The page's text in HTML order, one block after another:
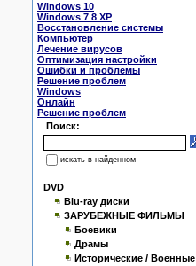
Windows 10
Windows 7 8 XP
Восстановление системы
Компьютер
Лечение вирусов
Оптимизация настройки
Ошибки и проблемы
Решение проблем
Windows
Онлайн
Решение проблем
Поиск:
искать в найденном
DVD
Blu-ray диски
ЗАРУБЕЖНЫЕ ФИЛЬМЫ
Боевики
Драмы
Исторические / Военные